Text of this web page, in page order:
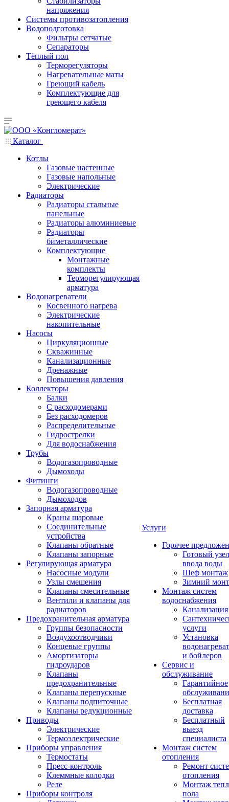
напряжения
Системы противозатопления
Водоподготовка
Фильтры сетчатые
Сепараторы
Тёплый пол
Терморегуляторы
Нагревательные маты
Греющий кабель
Комплектующие для
греющего кабеля
Каталог
Котлы
Газовые настенные
Газовые напольные
Электрические
Радиаторы
Радиаторы стальные
панельные
Радиаторы алюминиевые
Радиаторы
биметаллические
Комплектующие
Монтажные
комплекты
Терморегулирующая
арматура
Водонагреватели
Косвенного нагрева
Электрические
накопительные
Насосы
Циркуляционные
Скважинные
Канализационные
Дренажные
Повышения давления
Коллекторы
Балки
С расходомерами
Без расходомеров
Распределительные
Гидрострелки
Для водоснабжения
Трубы
Водогазопроводные
Дымоходы
Фитинги
Водогазопроводные
Дымоходов
Запорная арматура
Краны шаровые
Соединительные
устройства
Клапаны обратные
Клапаны запорные
Регулирующая арматура
Насосные модули
Узлы смешения
Клапаны смесительные
Вентили и клапаны для
радиаторов
Предохранительная арматура
Группы безопасности
Воздухоотводчики
Концевые группы
Амортизаторы
гидроударов
Клапаны
предохранительные
Клапаны перепускные
Клапаны подпиточные
Клапаны редукционные
Приводы
Электрические
Термоэлектрические
Приборы управления
Термостаты
Пресс-контроль
Клеммные колодки
Реле
Приборы контроля
Услуги
Горячее
Готовый узел
ввода воды
Шеф монтаж
Зимний
Монтаж систем
водоснабжения
Канализация
услуги
Установка
и бойлеров
Сервис и
обслуживание
Гарантийное
Бесплатная
доставка
Бесплатный
выезд
специалиста
Монтаж систем
отопления
Ремонт
отопления
Монтаж
пола